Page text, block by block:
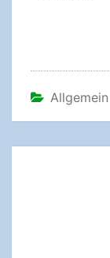
Allgemein